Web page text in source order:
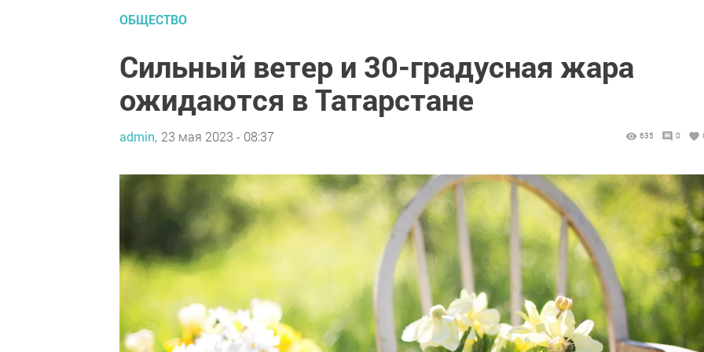
ОБЩЕСТВО
Сильный ветер и 30-градусная жара
ожидаются в Татарстане
admin, 23 мая 2023 - 08:37 635 0